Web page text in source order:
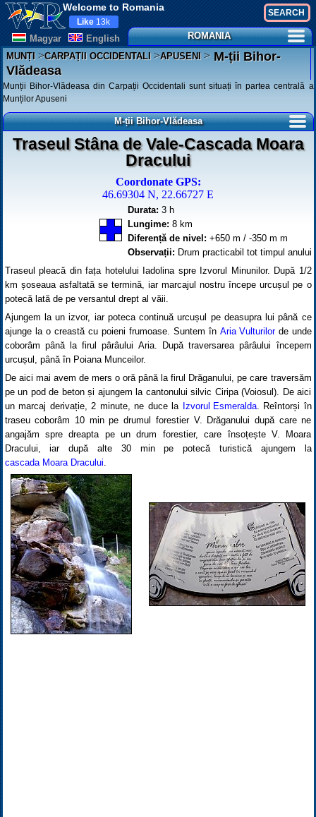
Welcome to Romania
Magyar English
Like 13k
ROMANIA
MUNȚI>CARPAȚII OCCIDENTALI>APUSENI>M-ții Bihor-
Vlădeasa
Munții Bihor-Vlădeasa din Carpații Occidentali sunt situați în partea centrală a
Munților Apuseni
M-ții Bihor-Vlădeasa
Traseul Stâna de Vale-Cascada Moara
Dracului
Coordonate GPS:
46.69304 N, 22.66727 E
Durata: 3 h
Lungime: 8 km
Diferență de nivel: +650 m / -350 m m
Observații: Drum practicabil tot timpul anului
Traseul pleacă din fața hotelului Iadolina spre Izvorul Minunilor. După 1/2
km șoseaua asfaltată se termină, iar marcajul nostru începe urcușul pe o
potecă lată de pe versantul drept al văii.
Ajungem la un izvor, iar poteca continuă urcușul pe deasupra lui până ce
ajunge la o creastă cu poieni frumoase. Suntem în Aria Vulturilorde unde
coborâm până la firul pârâului Aria. După traversarea pârâului începem
urcușul, până în Poiana Munceilor.
De aici mai avem de mers o oră până la firul Drăganului, pe care traversăm
pe un pod de beton și ajungem la cantonului silvic Ciripa (Voiosul). De aici
un marcaj derivație, 2 minute, ne duce la Izvorul Esmeralda. Reîntorși în
traseu coborâm 10 min pe drumul forestier V. Drăganului după care ne
angajăm spre dreapta pe un drum forestier, care însoțește V. Moara
Dracului, iar după alte 30 min pe potecă turistică ajungem la
cascada Moara Dracului